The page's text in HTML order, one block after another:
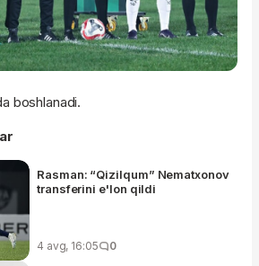
boshlanadi.
Rasman: “Qizilqum” Nematxonov
transferini e'lon qildi
4 avg, 16:05 0